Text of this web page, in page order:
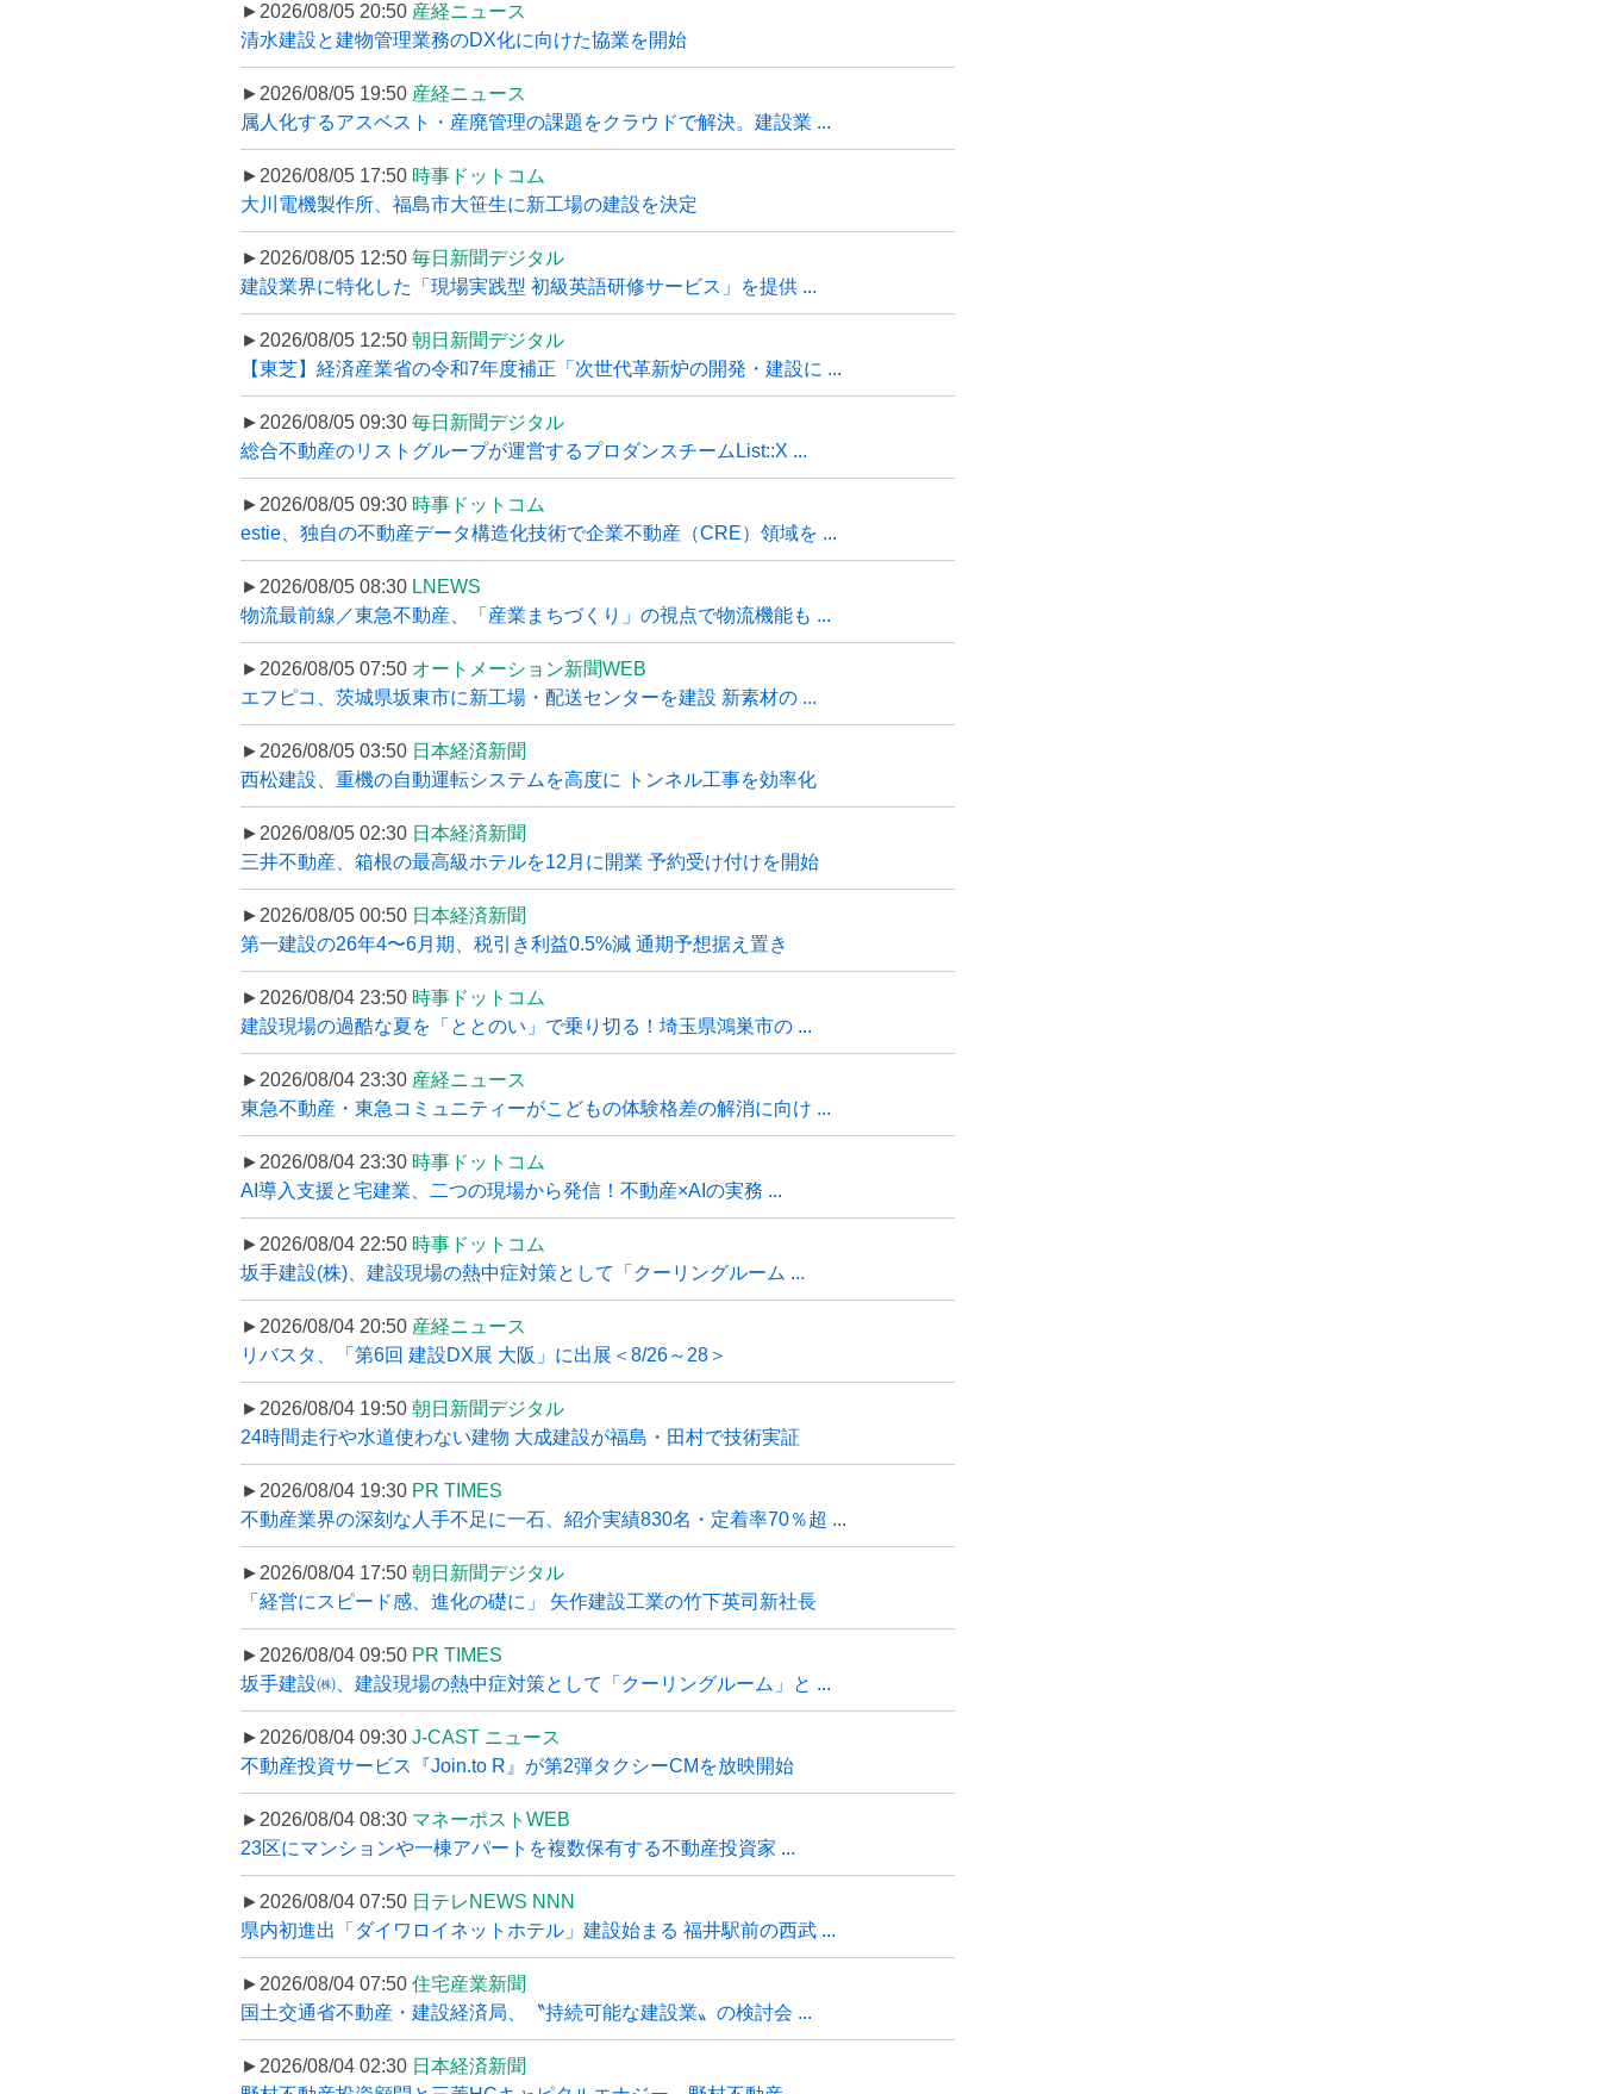
►2026/08/05 20:50 産経ニュース
清水建設と建物管理業務のDX化に向けた協業を開始
►2026/08/05 19:50 産経ニュース
属人化するアスベスト・産廃管理の課題をクラウドで解決。建設業 ...
►2026/08/05 17:50 時事ドットコム
大川電機製作所、福島市大笹生に新工場の建設を決定
►2026/08/05 12:50 毎日新聞デジタル
建設業界に特化した「現場実践型 初級英語研修サービス」を提供 ...
►2026/08/05 12:50 朝日新聞デジタル
【東芝】経済産業省の令和7年度補正「次世代革新炉の開発・建設に ...
►2026/08/05 09:30 毎日新聞デジタル
総合不動産のリストグループが運営するプロダンスチームList::X ...
►2026/08/05 09:30 時事ドットコム
estie、独自の不動産データ構造化技術で企業不動産（CRE）領域を ...
►2026/08/05 08:30 LNEWS
物流最前線／東急不動産、「産業まちづくり」の視点で物流機能も ...
►2026/08/05 07:50 オートメーション新聞WEB
エフピコ、茨城県坂東市に新工場・配送センターを建設 新素材の ...
►2026/08/05 03:50 日本経済新聞
西松建設、重機の自動運転システムを高度に トンネル工事を効率化
►2026/08/05 02:30 日本経済新聞
三井不動産、箱根の最高級ホテルを12月に開業 予約受け付けを開始
►2026/08/05 00:50 日本経済新聞
第一建設の26年4〜6月期、税引き利益0.5%減 通期予想据え置き
►2026/08/04 23:50 時事ドットコム
建設現場の過酷な夏を「ととのい」で乗り切る！埼玉県鴻巣市の ...
►2026/08/04 23:30 産経ニュース
東急不動産・東急コミュニティーがこどもの体験格差の解消に向け ...
►2026/08/04 23:30 時事ドットコム
AI導入支援と宅建業、二つの現場から発信！不動産×AIの実務 ...
►2026/08/04 22:50 時事ドットコム
坂手建設(株)、建設現場の熱中症対策として「クーリングルーム ...
►2026/08/04 20:50 産経ニュース
リバスタ、「第6回 建設DX展 大阪」に出展＜8/26～28＞
►2026/08/04 19:50 朝日新聞デジタル
24時間走行や水道使わない建物 大成建設が福島・田村で技術実証
►2026/08/04 19:30 PR TIMES
不動産業界の深刻な人手不足に一石、紹介実績830名・定着率70％超 ...
►2026/08/04 17:50 朝日新聞デジタル
「経営にスピード感、進化の礎に」 矢作建設工業の竹下英司新社長
►2026/08/04 09:50 PR TIMES
坂手建設㈱、建設現場の熱中症対策として「クーリングルーム」と ...
►2026/08/04 09:30 J-CAST ニュース
不動産投資サービス『Join.to R』が第2弾タクシーCMを放映開始
►2026/08/04 08:30 マネーポストWEB
23区にマンションや一棟アパートを複数保有する不動産投資家 ...
►2026/08/04 07:50 日テレNEWS NNN
県内初進出「ダイワロイネットホテル」建設始まる 福井駅前の西武 ...
►2026/08/04 07:50 住宅産業新聞
国土交通省不動産・建設経済局、〝持続可能な建設業〟の検討会 ...
►2026/08/04 02:30 日本経済新聞